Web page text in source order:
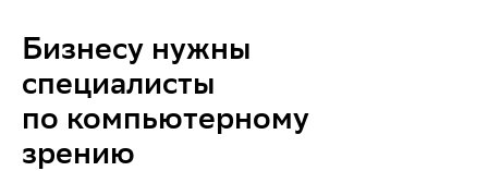
Бизнесу нужны
специалисты
по компьютерному
зрению